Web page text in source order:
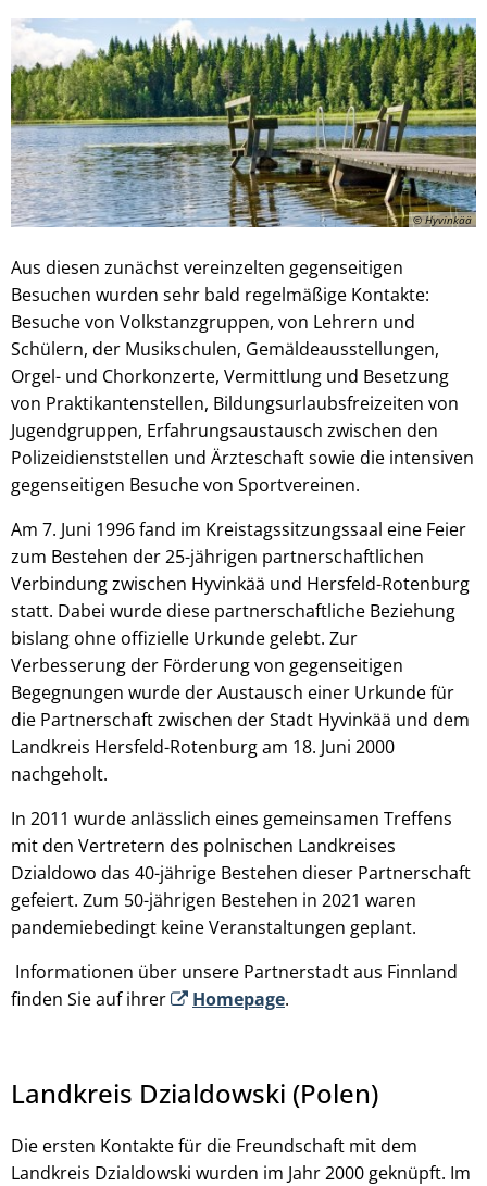
© Hyvinkää
Aus diesen zunächst vereinzelten gegenseitigen
Besuchen wurden sehr bald regelmäßige Kontakte:
Besuche von Volkstanzgruppen, von Lehrern und
Schülern, der Musikschulen, Gemäldeausstellungen,
Orgel- und Chorkonzerte, Vermittlung und Besetzung
von Praktikantenstellen, Bildungsurlaubsfreizeiten von
Jugendgruppen, Erfahrungsaustausch zwischen den
Polizeidienststellen und Ärzteschaft sowie die intensiven
gegenseitigen Besuche von Sportvereinen.
Am 7. Juni 1996 fand im Kreistagssitzungssaal eine Feier
zum Bestehen der 25-jährigen partnerschaftlichen
Verbindung zwischen Hyvinkää und Hersfeld-Rotenburg
statt. Dabei wurde diese partnerschaftliche Beziehung
bislang ohne offizielle Urkunde gelebt. Zur
Verbesserung der Förderung von gegenseitigen
Begegnungen wurde der Austausch einer Urkunde für
die Partnerschaft zwischen der Stadt Hyvinkää und dem
Landkreis Hersfeld-Rotenburg am 18. Juni 2000
nachgeholt.
In 2011 wurde anlässlich eines gemeinsamen Treffens
mit den Vertretern des polnischen Landkreises
Dzialdowo das 40-jährige Bestehen dieser Partnerschaft
gefeiert. Zum 50-jährigen Bestehen in 2021 waren
pandemiebedingt keine Veranstaltungen geplant.
Informationen über unsere Partnerstadt aus Finnland
finden Sie auf ihrer
Homepage.
Landkreis Dzialdowski (Polen)
Die ersten Kontakte für die Freundschaft mit dem
Landkreis Dzialdowski wurden im Jahr 2000 geknüpft. Im